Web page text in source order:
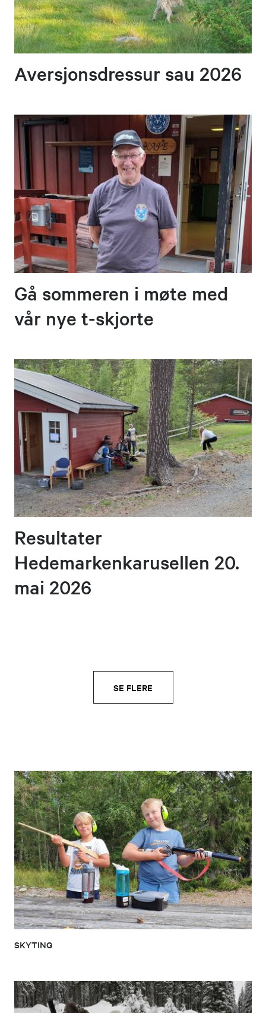
Aversjonsdressur sau 2026
Gå sommeren i møte med
vår nye t-skjorte
Resultater
Hedemarkenkarusellen 20.
mai 2026
SE FLERE
SKYTING